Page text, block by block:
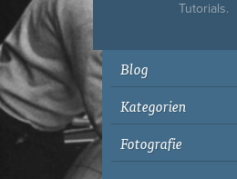
Tutorials.
Blog
Kategorien
Fotografie